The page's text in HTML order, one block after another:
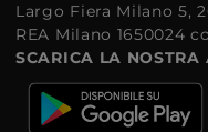
Largo Fiera Milano 5,
REA Milano 1650024
SCARICA LA NOSTRA